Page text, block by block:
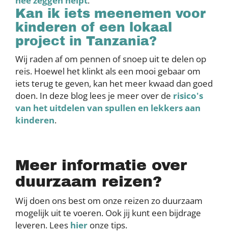
Kan ik iets meenemen voor
kinderen of een lokaal
project in Tanzania?
Wij raden af om pennen of snoep uit te delen op
reis. Hoewel het klinkt als een mooi gebaar om
iets terug te geven, kan het meer kwaad dan goed
doen. In deze blog lees je meer over de risico's
van het uitdelen van spullen en lekkers aan
kinderen.
Meer informatie over
duurzaam reizen?
Wij doen ons best om onze reizen zo duurzaam
mogelijk uit te voeren. Ook jij kunt een bijdrage
leveren. Lees hier onze tips.